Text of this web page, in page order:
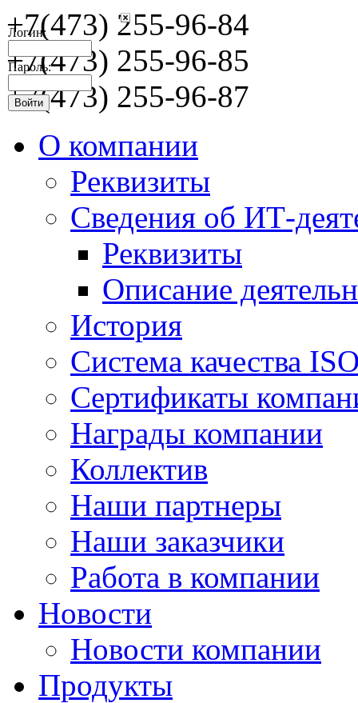
Логин:
Пароль:
+7(473) 255-96-84
+7(473) 255-96-85
+7(473) 255-96-87
О компании
Реквизиты
Сведения об ИТ-
Реквизиты
Описание
История
Система качества
Сертификаты
Награды компании
Коллектив
Наши партнеры
Наши заказчики
Работа в компании
Новости
Новости компании
Продукты